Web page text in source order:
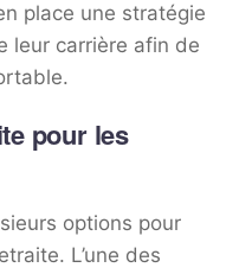
place une stratégie
leur carrière afin de
pour les
options pour
L’une des